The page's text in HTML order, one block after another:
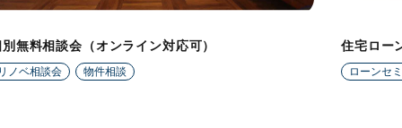
無料相談会（オンライン対応可）
リノベ相談会 物件相談
住宅ロー
ローンセ